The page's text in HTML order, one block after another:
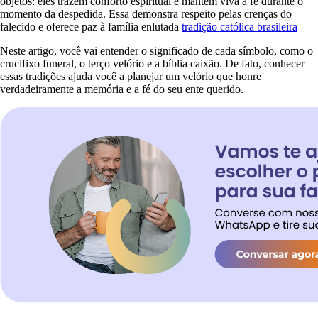
momento da despedida. Essa demonstra respeito pelas crenças do
falecido e oferece paz à família enlutada tradição católica brasileira
Neste artigo, você vai entender o significado de cada símbolo, como o
crucifixo funeral, o terço velório e a bíblia caixão. De fato, conhecer
essas tradições ajuda você a planejar um velório que honre
verdadeiramente a memória e a fé do seu ente querido.